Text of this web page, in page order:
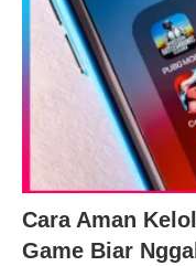
Cara Aman
Game Biar